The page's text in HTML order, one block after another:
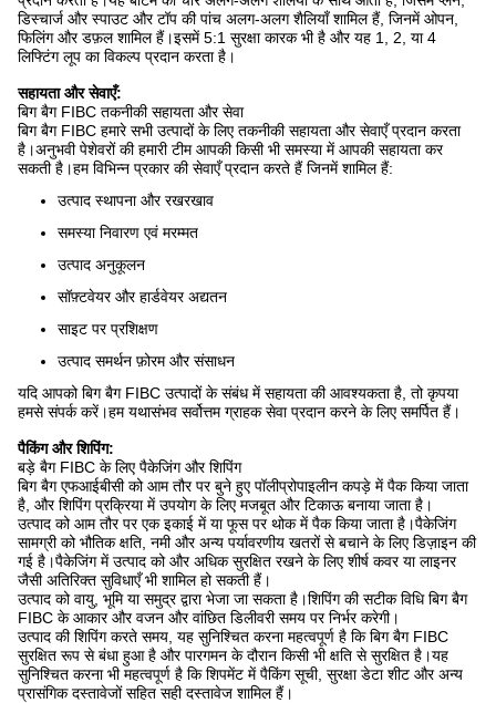
डिस्चार्ज और स्पाउट और टॉप की पांच अलग-अलग शैलियाँ शामिल हैं, जिनमें ओपन,
फिलिंग और डफ़ल शामिल हैं।इसमें 5:1 सुरक्षा कारक भी है और यह 1, 2, या 4
लिफ्टिंग लूप का विकल्प प्रदान करता है।
सहायता और सेवाएँ:
बिग बैग FIBC तकनीकी सहायता और सेवा
बिग बैग FIBC हमारे सभी उत्पादों के लिए तकनीकी सहायता और सेवाएँ प्रदान करता
है।अनुभवी पेशेवरों की हमारी टीम आपकी किसी भी समस्या में आपकी सहायता कर
सकती है।हम विभिन्न प्रकार की सेवाएँ प्रदान करते हैं जिनमें शामिल हैं:
उत्पाद स्थापना और रखरखाव
समस्या निवारण एवं मरम्मत
उत्पाद अनुकूलन
सॉफ़्टवेयर और हार्डवेयर अद्यतन
साइट पर प्रशिक्षण
उत्पाद समर्थन फ़ोरम और संसाधन
यदि आपको बिग बैग FIBC उत्पादों के संबंध में सहायता की आवश्यकता है, तो कृपया
हमसे संपर्क करें।हम यथासंभव सर्वोत्तम ग्राहक सेवा प्रदान करने के लिए समर्पित हैं।
पैकिंग और शिपिंग:
बड़े बैग FIBC के लिए पैकेजिंग और शिपिंग
बिग बैग एफआईबीसी को आम तौर पर बुने हुए पॉलीप्रोपाइलीन कपड़े में पैक किया जाता
है, और शिपिंग प्रक्रिया में उपयोग के लिए मजबूत और टिकाऊ बनाया जाता है।
उत्पाद को आम तौर पर एक इकाई में या फूस पर थोक में पैक किया जाता है।पैकेजिंग
सामग्री को भौतिक क्षति, नमी और अन्य पर्यावरणीय खतरों से बचाने के लिए डिज़ाइन की
गई है।पैकेजिंग में उत्पाद को और अधिक सुरक्षित रखने के लिए शीर्ष कवर या लाइनर
जैसी अतिरिक्त सुविधाएँ भी शामिल हो सकती हैं।
उत्पाद को वायु, भूमि या समुद्र द्वारा भेजा जा सकता है।शिपिंग की सटीक विधि बिग बैग
FIBC के आकार और वजन और वांछित डिलीवरी समय पर निर्भर करेगी।
उत्पाद की शिपिंग करते समय, यह सुनिश्चित करना महत्वपूर्ण है कि बिग बैग FIBC
सुरक्षित रूप से बंधा हुआ है और पारगमन के दौरान किसी भी क्षति से सुरक्षित है।यह
सुनिश्चित करना भी महत्वपूर्ण है कि शिपमेंट में पैकिंग सूची, सुरक्षा डेटा शीट और अन्य
प्रासंगिक दस्तावेजों सहित सही दस्तावेज शामिल हैं।